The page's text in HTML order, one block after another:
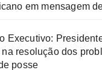
em mensagem
Executivo:
resolução dos
posse